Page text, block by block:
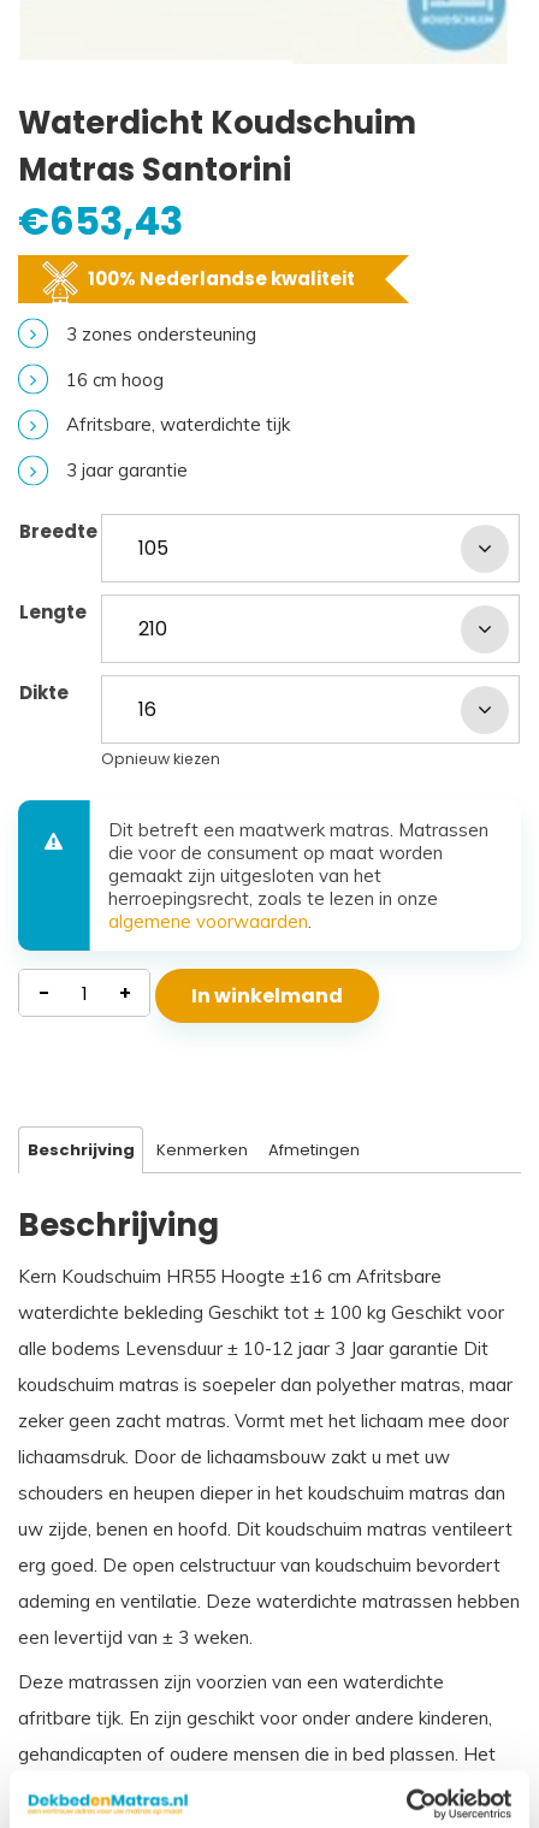
Waterdicht Koudschuim
Matras Santorini
€653,43
100% Nederlandse kwaliteit
3 zones ondersteuning
16 cm hoog
Afritsbare, waterdichte tijk
3 jaar garantie
Breedte
Lengte
Dikte
Opnieuw kiezen
Dit betreft een maatwerk matras. Matrassen
die voor de consument op maat worden
gemaakt zijn uitgesloten van het
herroepingsrecht, zoals te lezen in onze
algemene voorwaarden
Waterdicht
Koudschuim
- + In winkelmand
Beschrijving Kenmerken Afmetingen
Beschrijving
Kern Koudschuim HR55 Hoogte ±16 cm Afritsbare
waterdichte bekleding Geschikt tot ± 100 kg Geschikt voor
alle bodems Levensduur ± 10-12 jaar 3 Jaar garantie Dit
koudschuim matras is soepeler dan polyether matras, maar
zeker geen zacht matras. Vormt met het lichaam mee door
lichaamsdruk. Door de lichaamsbouw zakt u met uw
schouders en heupen dieper in het koudschuim matras dan
uw zijde, benen en hoofd. Dit koudschuim matras ventileert
erg goed. De open celstructuur van koudschuim bevordert
ademing en ventilatie. Deze waterdichte matrassen hebben
een levertijd van ± 3 weken.
Deze matrassen zijn voorzien van een waterdichte
afritbare tijk. En zijn geschikt voor onder andere kinderen,
gehandicapten of oudere mensen die in bed plassen. Het
matras wordt beschermd door de waterdichte tijk, en is ook